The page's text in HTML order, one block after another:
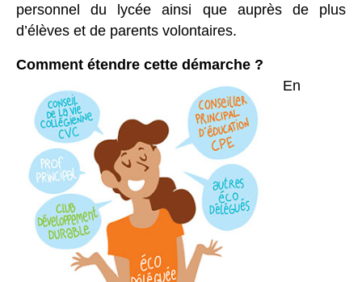
personnel du lycée ainsi que auprès de plus
d’élèves et de parents volontaires.
Comment étendre cette démarche ?
En